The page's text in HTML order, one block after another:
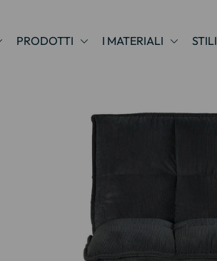
PRODOTTI I MATERIALI STILI